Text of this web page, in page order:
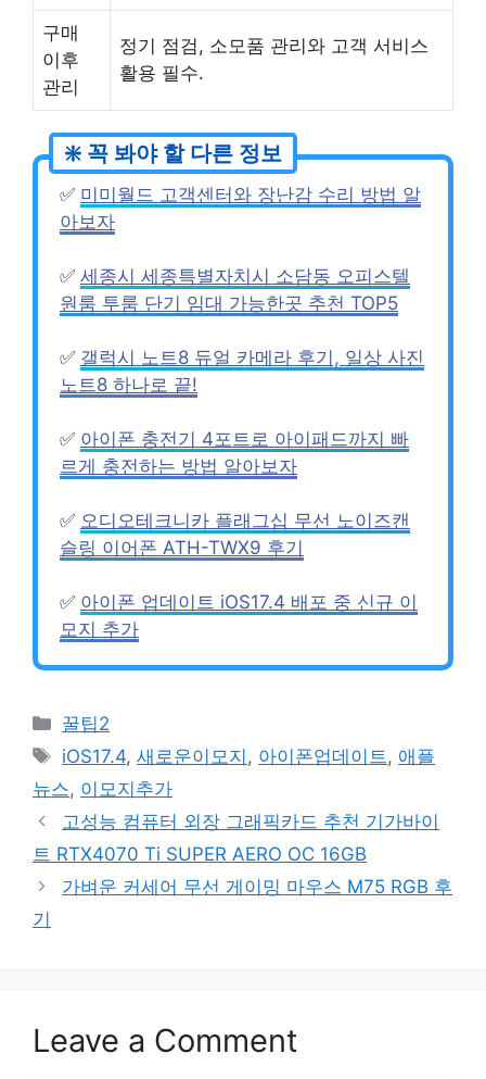
구매
이후
관리
정기 점검, 소모품 관리와 고객 서비스
활용 필수.
✅ 미미월드 고객센터와 장난감 수리 방법 알
아보자
✅ 세종시 세종특별자치시 소담동 오피스텔
원룸 투룸 단기 임대 가능한곳 추천 TOP5
✅ 갤럭시 노트8 듀얼 카메라 후기, 일상 사진
노트8 하나로 끝!
✅ 아이폰 충전기 4포트로 아이패드까지 빠
르게 충전하는 방법 알아보자
✅ 오디오테크니카 플래그십 무선 노이즈캔
슬링 이어폰 ATH-TWX9 후기
✅ 아이폰 업데이트 iOS17.4 배포 중 신규 이
모지 추가
Categories
꿀팁2
Tags
iOS17.4,새로운이모지 , 아이폰업데이트, 애플
뉴스, 이모지추가
고성능 컴퓨터 외장 그래픽카드 추천 기가바이
트 RTX4070 Ti SUPER AERO OC 16GB
가벼운 커세어 무선 게이밍 마우스 M75 RGB 후
기
Leave a Comment